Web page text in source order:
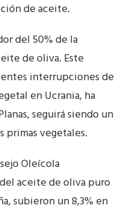
de aceite.
del 50% de la
de oliva. Este
interrupciones de
en Ucrania, ha
seguirá siendo un
primas vegetales.
Oleícola
aceite de oliva puro
subieron un 8,3% en